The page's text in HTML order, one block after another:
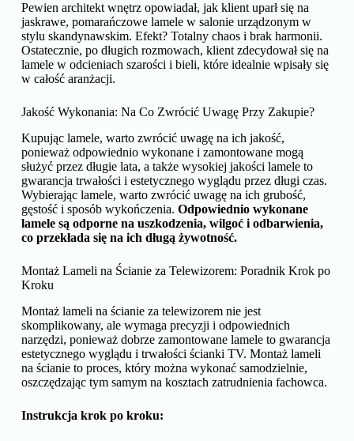
Pewien architekt wnętrz opowiadał, jak klient uparł się na
jaskrawe, pomarańczowe lamele w salonie urządzonym w
stylu skandynawskim. Efekt? Totalny chaos i brak harmonii.
Ostatecznie, po długich rozmowach, klient zdecydował się na
lamele w odcieniach szarości i bieli, które idealnie wpisały się
w całość aranżacji.
Jakość Wykonania: Na Co Zwrócić Uwagę Przy Zakupie?
Kupując lamele, warto zwrócić uwagę na ich jakość,
ponieważ odpowiednio wykonane i zamontowane mogą
służyć przez długie lata, a także wysokiej jakości lamele to
gwarancja trwałości i estetycznego wyglądu przez długi czas.
Wybierając lamele, warto zwrócić uwagę na ich grubość,
gęstość i sposób wykończenia. Odpowiednio wykonane
lamele są odporne na uszkodzenia, wilgoć i odbarwienia,
co przekłada się na ich długą żywotność.
Montaż Lameli na Ścianie za Telewizorem: Poradnik Krok po
Kroku
Montaż lameli na ścianie za telewizorem nie jest
skomplikowany, ale wymaga precyzji i odpowiednich
narzędzi, ponieważ dobrze zamontowane lamele to gwarancja
estetycznego wyglądu i trwałości ścianki TV. Montaż lameli
na ścianie to proces, który można wykonać samodzielnie,
oszczędzając tym samym na kosztach zatrudnienia fachowca.
Instrukcja krok po kroku: